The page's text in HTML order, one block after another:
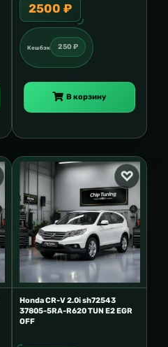
2500 ₽
Кешбэк 250 ₽
В корзину
Honda CR-V 2.0i sh72543
37805-5RA-R620 TUN E2 EGR
OFF